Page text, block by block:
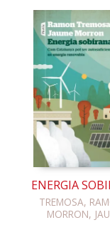
ENERGIA
TREMOSA,
MORRON,